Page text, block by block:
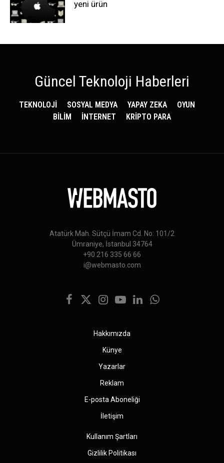
yeni ürün
Güncel Teknoloji Haberleri
TEKNOLOJİ SOSYAL MEDYA YAPAY ZEKA
OYUN
BİLİM
İNTERNET KRİPTO PARA
Atatürk Mah. Sütçü İmam Cd. No: 101/2
Ümraniye, İstanbul 34764
+90 216 335 66 66
i@webmasto.com
Facebook
X
Instagram
YouTubeLinkedInWhatsApp
Hakkımızda
Künye
Yazarlar
Reklam
E-posta Aboneliği
İletişim
Kullanım Şartları
Gizlilik Politikası